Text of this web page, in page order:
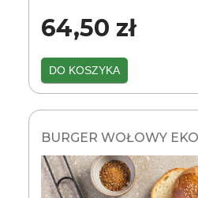
64,50 zł
DO KOSZYKA
BURGER WOŁOWY